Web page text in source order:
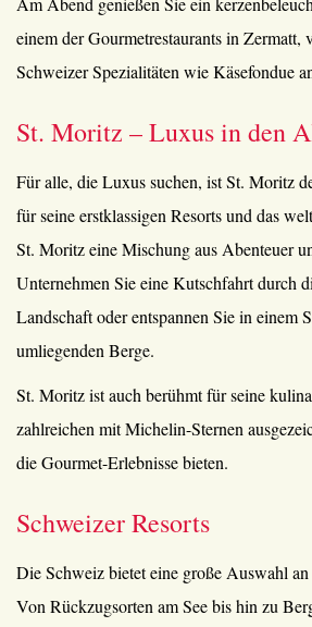
einem der Gourmetrestaurants in Zermatt,
Schweizer Spezialitäten wie Käsefondue
St. Moritz – Luxus in den
Für alle, die Luxus suchen, ist St. Moritz
für seine erstklassigen Resorts und das
St. Moritz eine Mischung aus Abenteuer
Unternehmen Sie eine Kutschfahrt durch
Landschaft oder entspannen Sie in einem
umliegenden Berge.
St. Moritz ist auch berühmt für seine
zahlreichen mit Michelin-Sternen
die Gourmet-Erlebnisse bieten.
Schweizer Resorts
Die Schweiz bietet eine große Auswahl
Von Rückzugsorten am See bis hin zu